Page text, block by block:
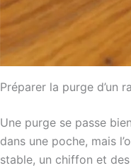
Préparer la purge d’un
Une purge se passe
dans une poche, mais
stable, un chiffon et